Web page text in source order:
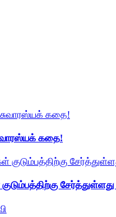
கதை!
குடும்பத்திற்கு